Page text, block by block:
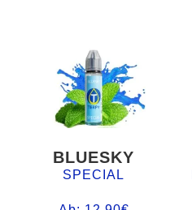
BLUESKY
SPECIAL